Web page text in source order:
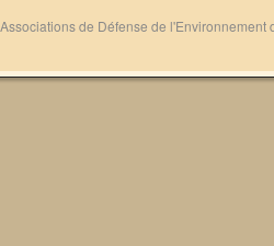
de Défense de l'Environnement